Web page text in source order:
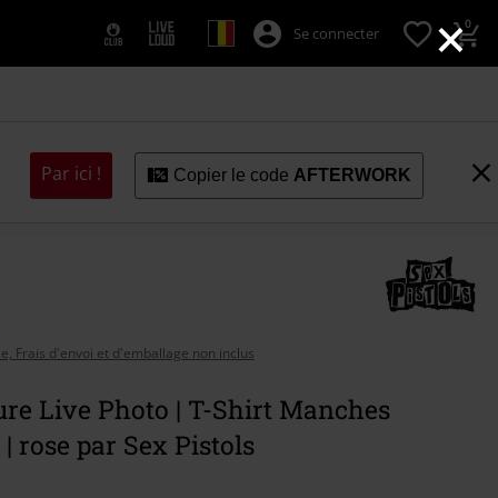
×
Se connecter 0
Par ici ! Copier le code AFTERWORK
Frais d'envoi et d'emballage non inclus
Live Photo | T-Shirt Manches
rose par Sex Pistols